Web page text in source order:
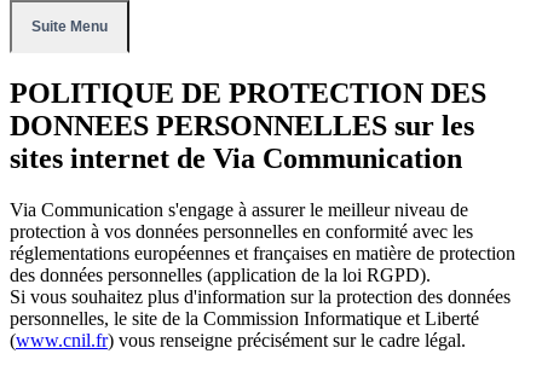
Suite Menu
POLITIQUE DE PROTECTION DES
DONNEES PERSONNELLES sur les
sites internet de Via Communication
Via Communication s'engage à assurer le meilleur niveau de
protection à vos données personnelles en conformité avec les
réglementations européennes et françaises en matière de protection
des données personnelles (application de la loi RGPD).
Si vous souhaitez plus d'information sur la protection des données
personnelles, le site de la Commission Informatique et Liberté
(www.cnil.fr) vous renseigne précisément sur le cadre légal.